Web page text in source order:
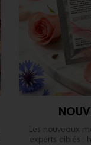
Les nouveaux
experts ciblés :